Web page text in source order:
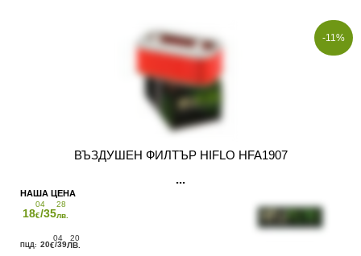
-11%
ВЪЗДУШЕН ФИЛТЪР HIFLO HFA1907
18
04
€/35
28
лв.
20
04
€/39
20
ЛВ.